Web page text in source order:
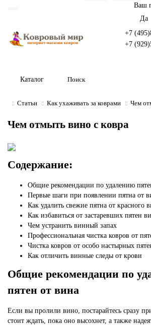
Ваш
+7
+7
Каталог
Cтатьи Как ухаживать за коврами Чем
Чем отмыть вино с ковра
Содержание:
Общие рекомендации по удалению
Первые шаги при появлении пятна от
Как удалить свежие пятна от красного
Как избавиться от застаревших пятен
Чем устранить винный запах
Профессиональная чистка ковров от
Чистка ковров от особо настырных
Как отличить винные следы от крови
Общие рекомендации по
пятен от вина
Если вы пролили вино, постарайтесь сразу
стоит ждать, пока оно высохнет, а также